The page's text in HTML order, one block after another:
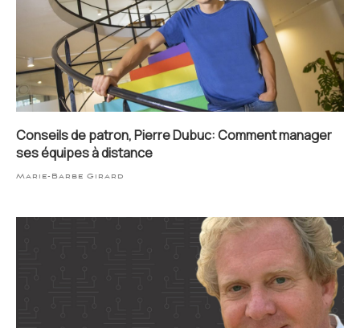
Conseils de patron, Pierre Dubuc: Comment manager
ses équipes à distance
Marie-Barbe Girard